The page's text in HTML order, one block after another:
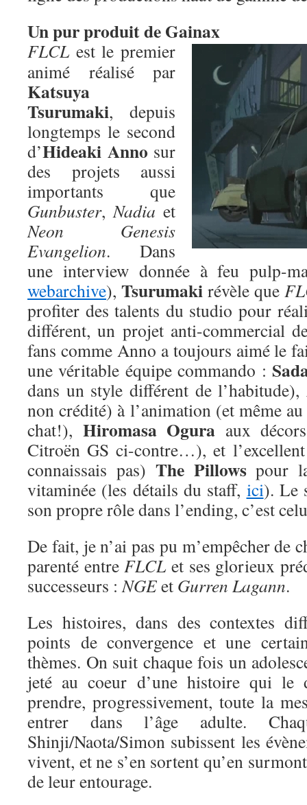
Un pur produit de Gainax
FLCL est le premier
animé réalisé par
Katsuya
Tsurumaki, depuis
longtemps le second
d’Hideaki Anno sur
des projets aussi
importants que
Gunbuster,Nadia et
Neon Genesis
Evangelion. Dans
une interview donnée à feu pulp-
webarchive), Tsurumakirévèle que
profiter des talents du studio pour
différent, un projet anti-commercial
fans comme Anno a toujours aimé le
une véritable équipe commando :
dans un style différent de l’habitude),
non crédité) à l’animation (et même
chat!), Hiromasa Ogura aux
Citroën GS ci-contre…), et
connaissais pas) The Pillowspour la
vitaminée (les détails du staff, ici). Le
son propre rôle dans l’ending, c’est
De fait, je n’ai pas pu m’empêcher de
parenté entreFLCL et ses glorieux
successeurs :NGEet Gurren Lagann.
Les histoires, dans des contextes
points de convergence et une
thèmes. On suit chaque fois un
jeté au coeur d’une histoire qui le
prendre, progressivement, toute la
entrer dans l’âge adulte.
Shinji/Naota/Simon subissent les
vivent, et ne s’en sortent qu’en
de leur entourage.